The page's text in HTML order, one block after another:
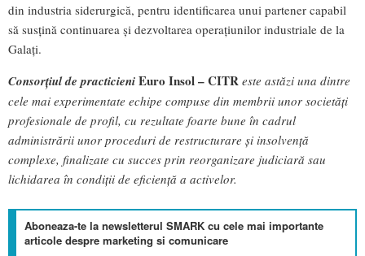
din industria siderurgică, pentru identificarea unui partener capabil
să susțină continuarea și dezvoltarea operațiunilor industriale de la
Galați.
Consorțiul de practicieniEuro Insol – CITR este astăzi una dintre
cele mai experimentate echipe compuse din membrii unor societăți
profesionale de profil, cu rezultate foarte bune în cadrul
administrării unor proceduri de restructurare și insolvență
complexe, finalizate cu succes prin reorganizare judiciară sau
lichidarea în condiții de eficiență a activelor.
Aboneaza-te la newsletterul SMARK cu cele mai importante
articole despre marketing si comunicare